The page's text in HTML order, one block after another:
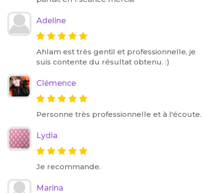
Adeline
Ahlam est très gentil et professionnelle, je
suis contente du résultat obtenu. :)
Clémence
Personne très professionnelle et à l'écoute.
Lydia
Je recommande.
Marina